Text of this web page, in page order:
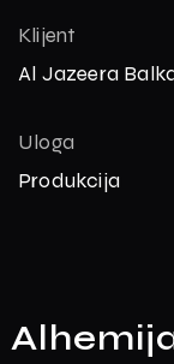
Klijent
Al Jazeera
Uloga
Produkcija